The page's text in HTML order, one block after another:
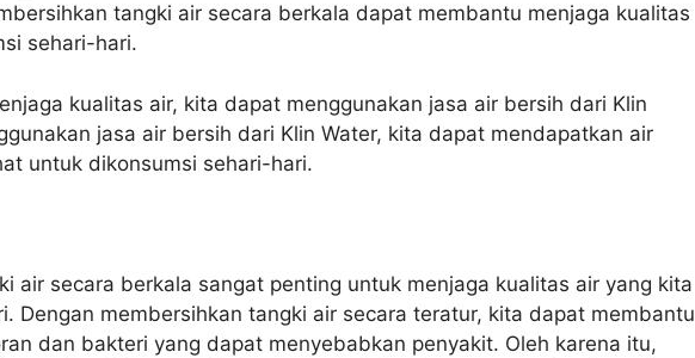
tangki air secara berkala dapat membantu menjaga kualitas
sehari-hari.
kualitas air, kita dapat menggunakan jasa air bersih dari Klin
jasa air bersih dari Klin Water, kita dapat mendapatkan air
untuk dikonsumsi sehari-hari.
air secara berkala sangat penting untuk menjaga kualitas air yang kita
Dengan membersihkan tangki air secara teratur, kita dapat membantu
dan bakteri yang dapat menyebabkan penyakit. Oleh karena itu,